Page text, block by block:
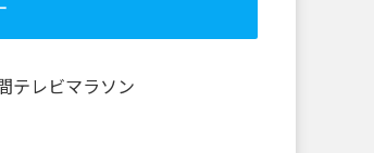
テレビマラソン